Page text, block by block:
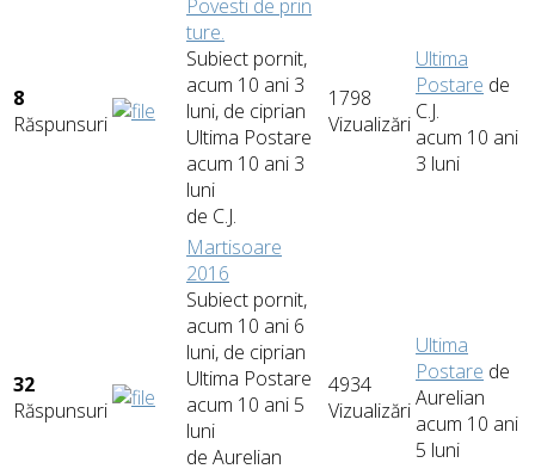
8
Răspunsuri
Povesti de prin
ture.
Subiect pornit,
acum 10 ani 3
luni, de ciprian
Ultima Postare
acum 10 ani 3
luni
de C.J.
1798
Vizualizări
Ultima
Postare de
C.J.
acum 10 ani
3 luni
32
Răspunsuri
Martisoare
2016
Subiect pornit,
acum 10 ani 6
luni, de ciprian
Ultima Postare
acum 10 ani 5
luni
de Aurelian
4934
Vizualizări
Ultima
Postare de
Aurelian
acum 10 ani
5 luni